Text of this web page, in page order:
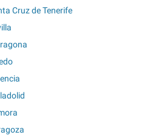
Cruz de Tenerife